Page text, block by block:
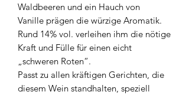
Waldbeeren und ein Hauch von
Vanille prägen die würzige Aromatik.
Rund 14% vol. verleihen ihm die nötige
Kraft und Fülle für einen eicht
„schweren Roten“.
Passt zu allen kräftigen Gerichten, die
diesem Wein standhalten, speziell